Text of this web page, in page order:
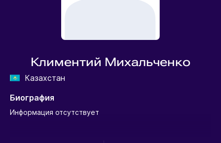
Климентий Михальченко
Казахстан
Биография
Информация отсутствует